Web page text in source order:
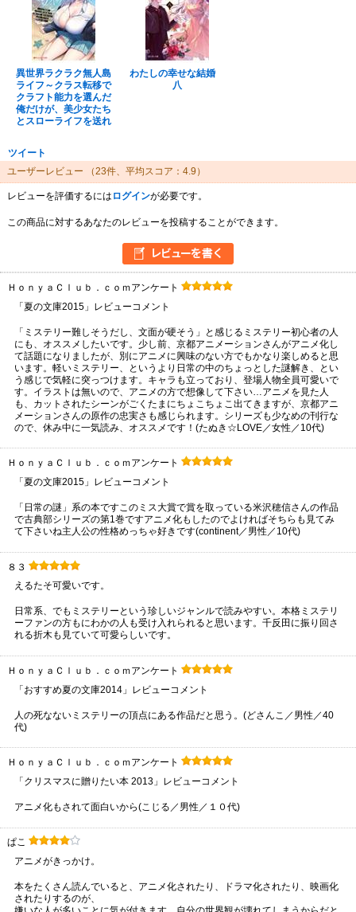
異世界ラクラク無人島
ライフ～クラス転移で
クラフト能力を選んだ
俺だけが、美少女たち
とスローライフを送れ
わたしの幸せな結婚
八
ツイート
ユーザーレビュー
（23件、平均スコア：4.9）
レビューを評価するには ログインが必要です。
この商品に対するあなたのレビューを投稿することができます。
ＨｏｎｙａＣｌｕｂ．ｃｏｍアンケート
「夏の文庫2015」レビューコメント
「ミステリー難しそうだし、文面が硬そう」と感じるミステリー初心者の人
にも、オススメしたいです。少し前、京都アニメーションさんがアニメ化し
て話題になりましたが、別にアニメに興味のない方でもかなり楽しめると思
います。軽いミステリー、というより日常の中のちょっとした謎解き、とい
う感じで気軽に突っつけます。キャラも立っており、登場人物全員可愛いで
す。イラストは無いので、アニメの方で想像して下さい…アニメを見た人
も、カットされたシーンがごくたまにちょこちょこ出てきますが、京都アニ
メーションさんの原作の忠実さも感じられます。シリーズも少なめの刊行な
ので、休み中に一気読み、オススメです！(たぬき☆LOVE／女性／10代)
ＨｏｎｙａＣｌｕｂ．ｃｏｍアンケート
「夏の文庫2015」レビューコメント
「日常の謎」系の本ですこのミス大賞で賞を取っている米沢穂信さんの作品
で古典部シリーズの第1巻ですアニメ化もしたのでよければそちらも見てみ
て下さいね主人公の性格めっちゃ好きです(continent／男性／10代)
８３
えるたそ可愛いです。
日常系、でもミステリーという珍しいジャンルで読みやすい。本格ミステリ
ーファンの方もにわかの人も受け入れられると思います。千反田に振り回さ
れる折木も見ていて可愛らしいです。
ＨｏｎｙａＣｌｕｂ．ｃｏｍアンケート
「おすすめ夏の文庫2014」レビューコメント
人の死なないミステリーの頂点にある作品だと思う。(どさんこ／男性／40
代)
ＨｏｎｙａＣｌｕｂ．ｃｏｍアンケート
「クリスマスに贈りたい本 2013」レビューコメント
アニメ化もされて面白いから(こじる／男性／１０代)
ぱこ
アニメがきっかけ。
本をたくさん読んでいると、アニメ化されたり、ドラマ化されたり、映画化
されたりするのが、